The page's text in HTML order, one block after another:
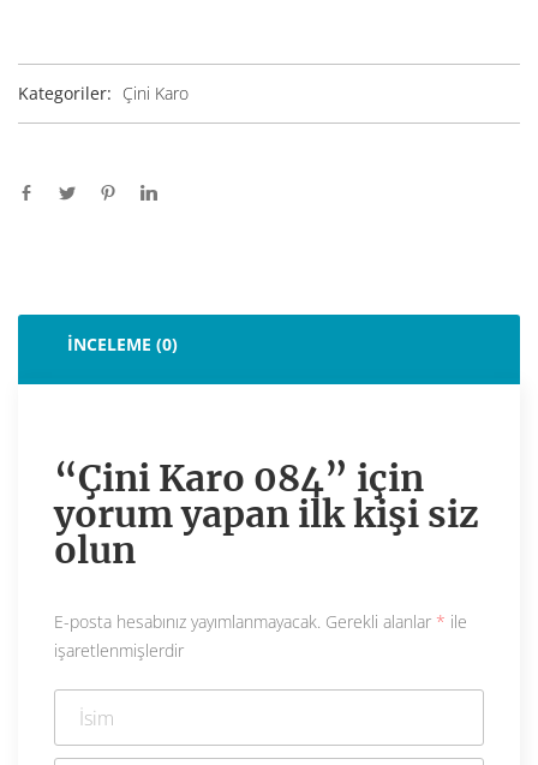
Kategoriler: Çini Karo
İNCELEME (0)
“Çini Karo 084” için
yorum yapan ilk kişi siz
olun
E-posta hesabınız yayımlanmayacak. Gerekli alanlar * ile
işaretlenmişlerdir